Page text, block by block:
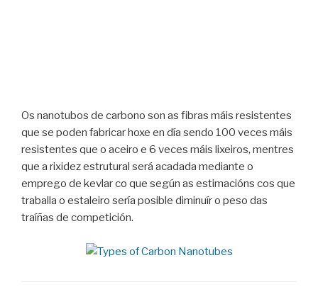
Os nanotubos de carbono son as fibras máis resistentes
que se poden fabricar hoxe en día sendo 100 veces máis
resistentes que o aceiro e 6 veces máis lixeiros, mentres
que a rixidez estrutural será acadada mediante o
emprego de kevlar co que según as estimacións cos que
traballa o estaleiro sería posible diminuír o peso das
traíñas de competición.